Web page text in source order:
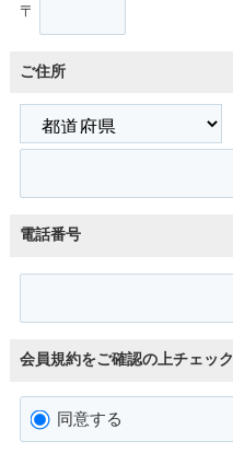
〒
ご住所
電話番号
会員規約をご確認の上チェッ
同意する